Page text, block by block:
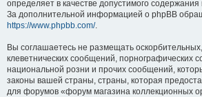
определяет в качестве допустимого
За дополнительной информацией о phpBB
https://www.phpbb.com/.
Вы соглашаетесь не размещать
клеветнических сообщений, порнографических
национальной розни и прочих сообщений,
законы вашей страны, страны, которая
для форумов «форум магазина коллекционных